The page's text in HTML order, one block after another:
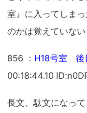
室』に入ってしまっ
のかは覚えていない
856 ： H18号室 後
00:18:44.10
長文、駄文になっ